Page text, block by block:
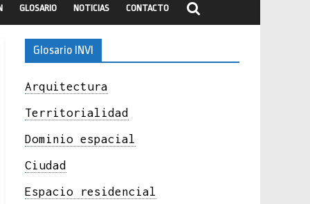
GLOSARIO NOTICIAS CONTACTO
Glosario INVI
Arquitectura
Territorialidad
Dominio espacial
Ciudad
Espacio residencial